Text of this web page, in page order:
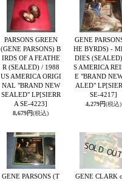
PARSONS GREEN
(GENE PARSONS) B
IRDS OF A FEATHE
R (SEALED) / 1988
US AMERICA ORIGI
NAL "BRAND NEW
SEALED" LP[SIERR
A SE-4223]
8,679円(税込)
GENE
HE BYRDS) -
DIES
S AMERICA
E "BRAND
ALED" LP
SE-4217]
4,279円(税込)
GENE PARSONS (T
GENE CLARK